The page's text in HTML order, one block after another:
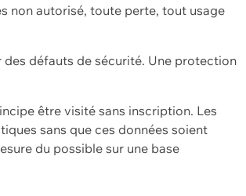
non autorisé, toute perte, tout usage
défauts de sécurité. Une protection
être visité sans inscription. Les
sans que ces données soient
du possible sur une base